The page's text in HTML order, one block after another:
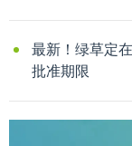
最新！绿草定
批准期限